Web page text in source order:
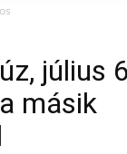
július
másik